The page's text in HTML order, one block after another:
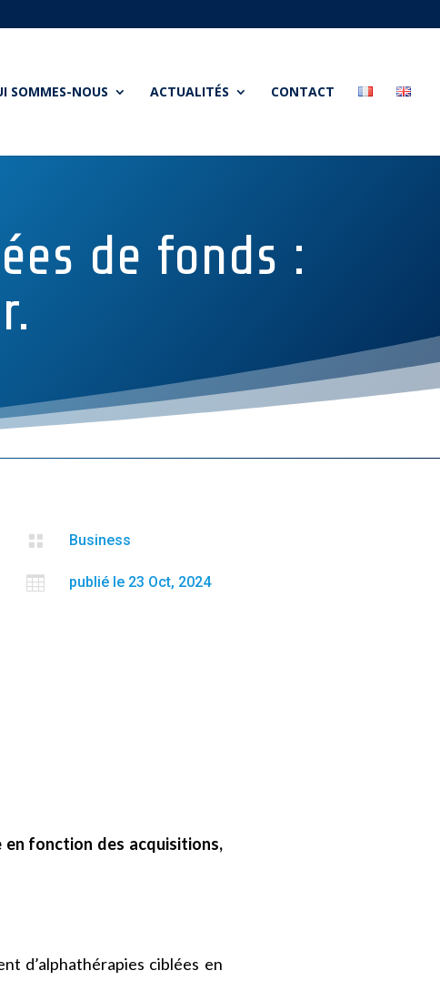
SOMMES-NOUS ACTUALITÉS CONTACT
de fonds :
 Business
 publié le 23 Oct, 2024
en fonction des acquisitions,
d’alphathérapies ciblées en